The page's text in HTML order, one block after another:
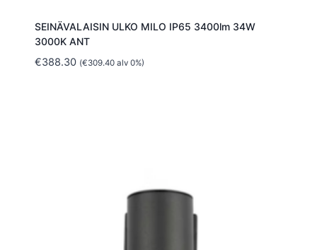
SEINÄVALAISIN ULKO MILO IP65 3400lm 34W
3000K ANT
€388.30 (€309.40alv 0%)